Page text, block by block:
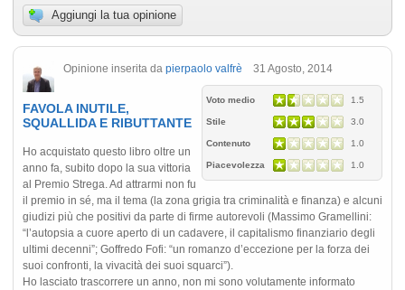
Aggiungi la tua opinione
Opinione inserita da pierpaolo valfrè 31 Agosto, 2014
Voto medio 1.5
Stile 3.0
Contenuto 1.0
Piacevolezza 1.0
FAVOLA INUTILE,
SQUALLIDA E RIBUTTANTE
Ho acquistato questo libro oltre un
anno fa, subito dopo la sua vittoria
al Premio Strega. Ad attrarmi non fu
il premio in sé, ma il tema (la zona grigia tra criminalità e finanza) e alcuni
giudizi più che positivi da parte di firme autorevoli (Massimo Gramellini:
“l’autopsia a cuore aperto di un cadavere, il capitalismo finanziario degli
ultimi decenni”; Goffredo Fofi: “un romanzo d’eccezione per la forza dei
suoi confronti, la vivacità dei suoi squarci”).
Ho lasciato trascorrere un anno, non mi sono volutamente informato